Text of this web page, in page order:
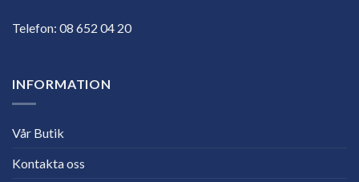
Telefon: 08 652 04 20
INFORMATION
Vår Butik
Kontakta oss